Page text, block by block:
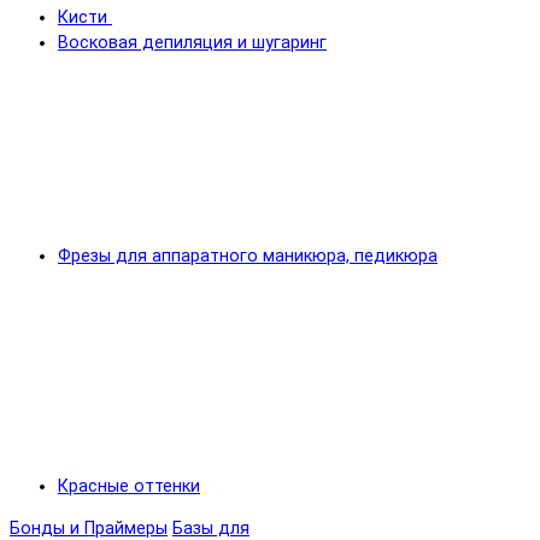
Кисти
Восковая депиляция и шугаринг
Фрезы для аппаратного маникюра, педикюра
Красные оттенки
Бонды и Праймеры Базы для